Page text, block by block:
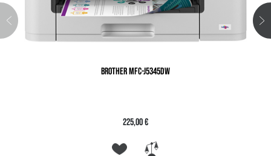
BROTHER MFC-J5345DW
225,00 €